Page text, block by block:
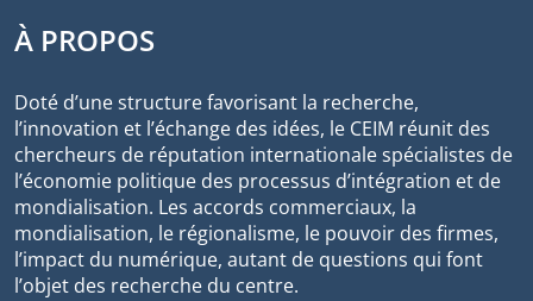
À PROPOS
Doté d’une structure favorisant la recherche,
l’innovation et l’échange des idées, le CEIM réunit des
chercheurs de réputation internationale spécialistes de
l’économie politique des processus d’intégration et de
mondialisation. Les accords commerciaux, la
mondialisation, le régionalisme, le pouvoir des firmes,
l’impact du numérique, autant de questions qui font
l’objet des recherche du centre.